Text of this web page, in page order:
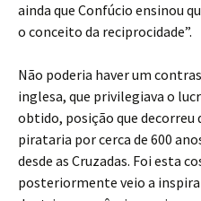
ainda que Confúcio ensinou
o conceito da reciprocidade”.
Não poderia haver um
inglesa, que privilegiava o
obtido, posição que
pirataria por cerca de 600
desde as Cruzadas. Foi esta
posteriormente veio a